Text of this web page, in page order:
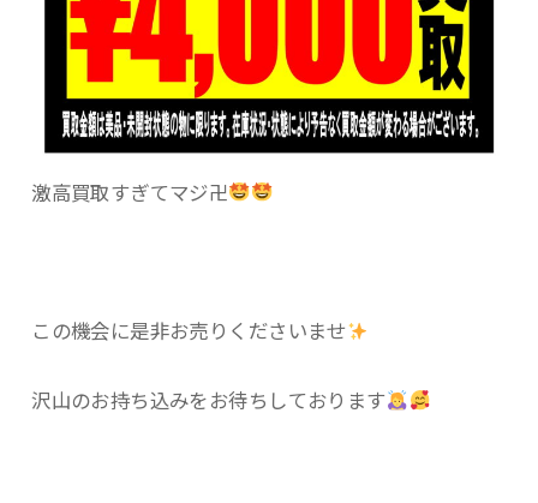
激高買取すぎてマジ卍
この機会に是非お売りくださいませ
沢山のお持ち込みをお待ちしております